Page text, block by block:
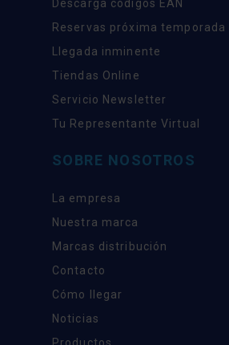
Descarga códigos EAN
Reservas próxima temporada
Llegada inminente
Tiendas Online
Servicio Newsletter
Tu Representante Virtual
SOBRE NOSOTROS
La empresa
Nuestra marca
Marcas distribución
Contacto
Cómo llegar
Noticias
Productos